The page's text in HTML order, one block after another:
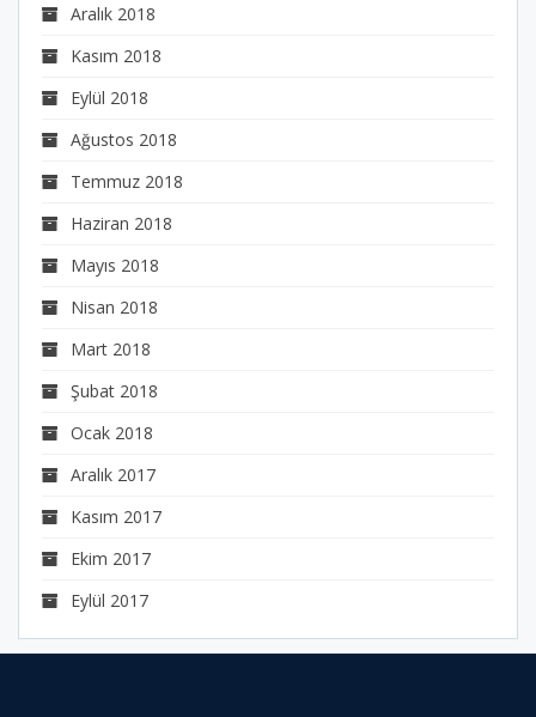
Aralık 2018
Kasım 2018
Eylül 2018
Ağustos 2018
Temmuz 2018
Haziran 2018
Mayıs 2018
Nisan 2018
Mart 2018
Şubat 2018
Ocak 2018
Aralık 2017
Kasım 2017
Ekim 2017
Eylül 2017